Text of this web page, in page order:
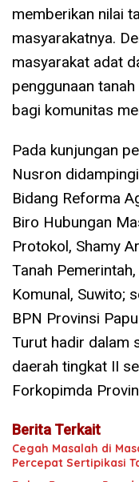
memberikan nilai
masyarakatnya.
masyarakat adat
penggunaan
bagi komunitas
Pada kunjungan
Nusron
Bidang Reforma
Biro Hubungan
Protokol, Shamy
Tanah
Komunal, Suwito;
BPN Provinsi
Turut hadir dalam
daerah tingkat II
Forkopimda
Berita Terkait
Cegah Masalah di
Percepat Sertipikasi